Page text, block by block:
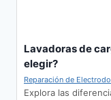
Lavadoras de
elegir?
Reparación de
Explora las